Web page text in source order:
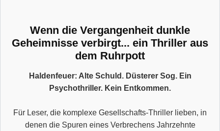
Wenn die Vergangenheit dunkle
Geheimnisse verbirgt... ein Thriller aus
dem Ruhrpott
Haldenfeuer: Alte Schuld. Düsterer Sog. Ein
Psychothriller. Kein Entkommen.
Für Leser, die komplexe Gesellschafts-Thriller lieben, in
denen die Spuren eines Verbrechens Jahrzehnte